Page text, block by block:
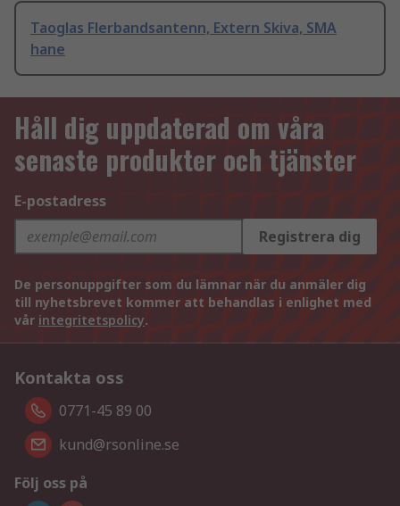
Taoglas Flerbandsantenn, Extern Skiva, SMA
hane
Håll dig uppdaterad om våra
senaste produkter och tjänster
E-postadress
Registrera dig
De personuppgifter som du lämnar när du anmäler dig
till nyhetsbrevet kommer att behandlas i enlighet med
vår integritetspolicy.
Kontakta oss
0771-45 89 00
kund@rsonline.se
Följ oss på